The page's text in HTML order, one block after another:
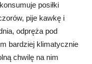
posiłki
pije kawkę i
odpręża pod
bardziej klimatycznie
chwilę na nim